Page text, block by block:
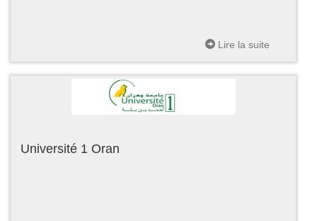
Lire la suite
Université 1 Oran